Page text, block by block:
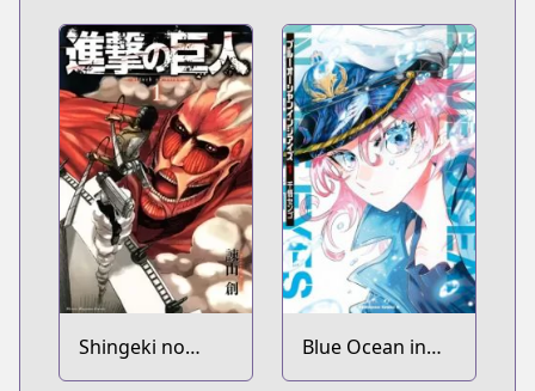
Shingeki no
Kyojin
Blue Ocean in
the Eyes